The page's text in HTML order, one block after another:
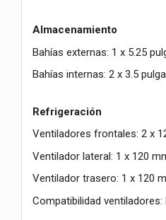
Almacenamiento
Bahías externas: 1 x 5.25
Bahías internas: 2 x 3.5
Refrigeración
Ventiladores frontales: 2 x
Ventilador lateral: 1 x 120
Ventilador trasero: 1 x 120
Compatibilidad ventiladores: